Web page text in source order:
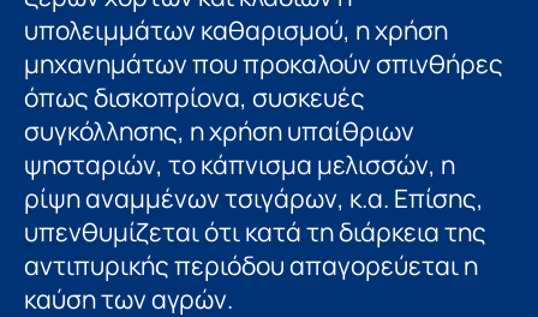
υπολειμμάτων καθαρισμού, η χρήση
μηχανημάτων που προκαλούν σπινθήρες
όπως δισκοπρίονα, συσκευές
συγκόλλησης, η χρήση υπαίθριων
ψησταριών, το κάπνισμα μελισσών, η
ρίψη αναμμένων τσιγάρων, κ.α. Επίσης,
υπενθυμίζεται ότι κατά τη διάρκεια της
αντιπυρικής περιόδου απαγορεύεται η
καύση των αγρών.